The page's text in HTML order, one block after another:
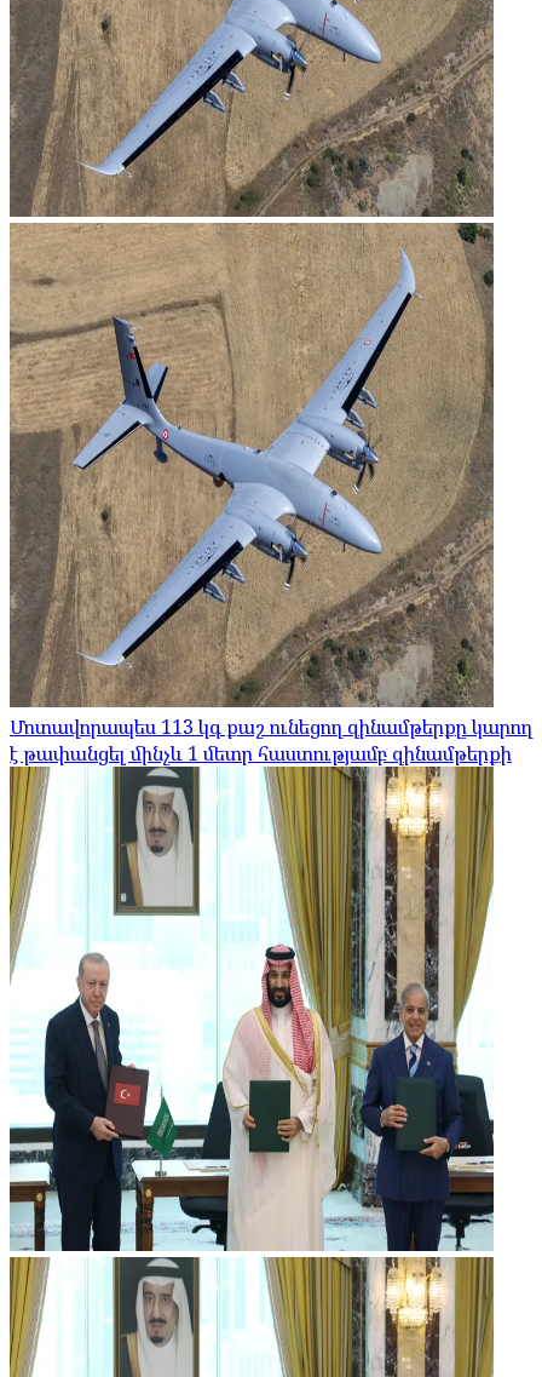
Մոտավորապես 113 կգ քաշ ունեցող զինամթերքը կարող
է թափանցել մինչև 1 մետր հաստությամբ զինամթերքի